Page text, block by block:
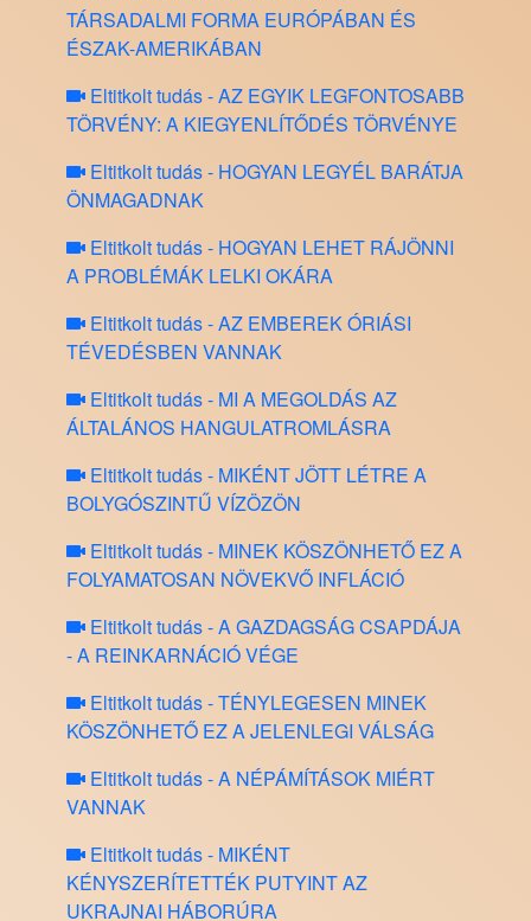
TÁRSADALMI FORMA EURÓPÁBAN ÉS
ÉSZAK-AMERIKÁBAN
Eltitkolt tudás - AZ EGYIK LEGFONTOSABB
TÖRVÉNY: A KIEGYENLÍTŐDÉS TÖRVÉNYE
Eltitkolt tudás - HOGYAN LEGYÉL BARÁTJA
ÖNMAGADNAK
Eltitkolt tudás - HOGYAN LEHET RÁJÖNNI
A PROBLÉMÁK LELKI OKÁRA
Eltitkolt tudás - AZ EMBEREK ÓRIÁSI
TÉVEDÉSBEN VANNAK
Eltitkolt tudás - MI A MEGOLDÁS AZ
ÁLTALÁNOS HANGULATROMLÁSRA
Eltitkolt tudás - MIKÉNT JÖTT LÉTRE A
BOLYGÓSZINTŰ VÍZÖZÖN
Eltitkolt tudás - MINEK KÖSZÖNHETŐ EZ A
FOLYAMATOSAN NÖVEKVŐ INFLÁCIÓ
Eltitkolt tudás - A GAZDAGSÁG CSAPDÁJA
- A REINKARNÁCIÓ VÉGE
Eltitkolt tudás - TÉNYLEGESEN MINEK
KÖSZÖNHETŐ EZ A JELENLEGI VÁLSÁG
Eltitkolt tudás - A NÉPÁMÍTÁSOK MIÉRT
VANNAK
Eltitkolt tudás - MIKÉNT
KÉNYSZERÍTETTÉK PUTYINT AZ
UKRAJNAI HÁBORÚRA